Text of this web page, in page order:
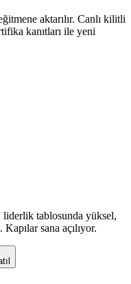
aktarılır. Canlı kilitli
kanıtları ile yeni
liderlik tablosunda yüksel,
sana açılıyor.